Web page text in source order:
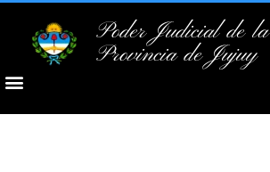
Poder Judicial de la
Provincia de Jujuy